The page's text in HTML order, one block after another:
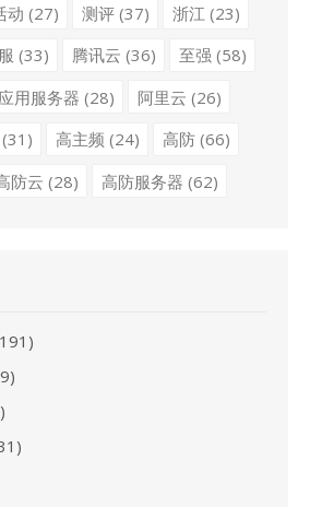
动 (27) 测评(37) 浙江 (23)
(33) 腾讯云 (36) 至强 (58)
用服务器 (28) 阿里云 (26)
(31) 高主频 (24) 高防(66)
防云 (28) 高防服务器 (62)